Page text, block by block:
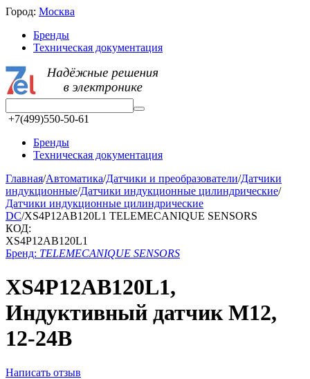
Город: Москва
Бренды
Техническая документация
+7(499)550-50-61
Бренды
Техническая документация
Главная/Автоматика/Датчики и преобразователи/Датчики
индукционные/Датчики индукционные цилиндрические/
Датчики индукционные цилиндрические
DC/XS4P12AB120L1 TELEMECANIQUE SENSORS
КОД:
XS4P12AB120L1
Бренд: TELEMECANIQUE SENSORS
XS4P12AB120L1,
Индуктивный датчик M12,
12-24В
Написать отзыв